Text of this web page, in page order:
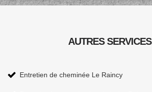
AUTRES SERVICES
Entretien de cheminée Le Raincy